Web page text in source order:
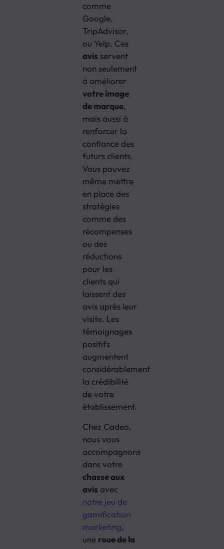
comme
Google,
TripAdvisor,
ou Yelp. Ces
avis servent
non seulement
à améliorer
votre image
de marque,
mais aussi à
renforcer la
confiance des
futurs clients.
Vous pouvez
même mettre
en place des
stratégies
comme des
récompenses
ou des
réductions
pour les
clients qui
laissent des
avis après leur
visite. Les
témoignages
positifs
augmentent
considérablement
la crédibilité
de votre
établissement.
Chez Cadeo,
nous vous
accompagnons
dans votre
chasse aux
avis avec
notre jeu de
gamification
marketing,
une roue de la